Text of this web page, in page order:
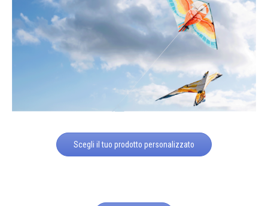
Scegli il tuo prodotto personalizzato